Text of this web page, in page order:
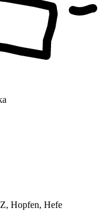
Hopfen, Hefe